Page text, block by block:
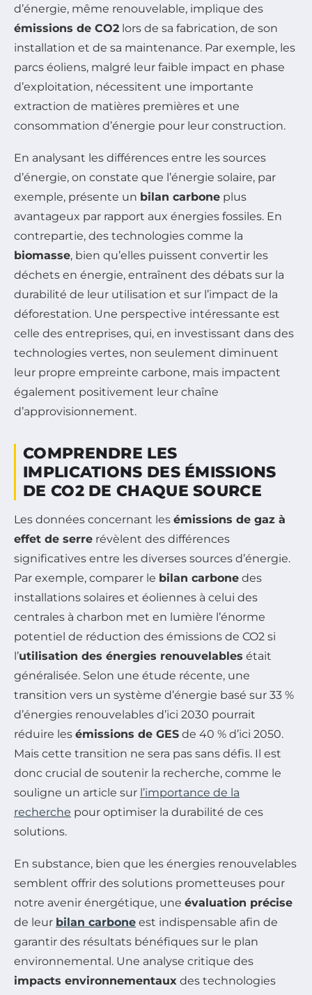
d’énergie, même renouvelable, implique des
émissions de CO2 lors de sa fabrication, de son
installation et de sa maintenance. Par exemple, les
parcs éoliens, malgré leur faible impact en phase
d’exploitation, nécessitent une importante
extraction de matières premières et une
consommation d’énergie pour leur construction.
En analysant les différences entre les sources
d’énergie, on constate que l’énergie solaire, par
exemple, présente un bilan carbone plus
avantageux par rapport aux énergies fossiles. En
contrepartie, des technologies comme la
biomasse, bien qu’elles puissent convertir les
déchets en énergie, entraînent des débats sur la
durabilité de leur utilisation et sur l’impact de la
déforestation. Une perspective intéressante est
celle des entreprises, qui, en investissant dans des
technologies vertes, non seulement diminuent
leur propre empreinte carbone, mais impactent
également positivement leur chaîne
d’approvisionnement.
COMPRENDRE LES
IMPLICATIONS DES ÉMISSIONS
DE CO2 DE CHAQUE SOURCE
Les données concernant les émissions de gaz à
effet de serre révèlent des différences
significatives entre les diverses sources d’énergie.
Par exemple, comparer le bilan carbone des
installations solaires et éoliennes à celui des
centrales à charbon met en lumière l’énorme
potentiel de réduction des émissions de CO2 si
l’utilisation des énergies renouvelables était
généralisée. Selon une étude récente, une
transition vers un système d’énergie basé sur 33 %
d’énergies renouvelables d’ici 2030 pourrait
réduire les émissions de GES de 40 % d’ici 2050.
Mais cette transition ne sera pas sans défis. Il est
donc crucial de soutenir la recherche, comme le
souligne un article sur l’importance de la
recherche pour optimiser la durabilité de ces
solutions.
En substance, bien que les énergies renouvelables
semblent offrir des solutions prometteuses pour
notre avenir énergétique, une évaluation précise
de leur bilan carbone est indispensable afin de
garantir des résultats bénéfiques sur le plan
environnemental. Une analyse critique des
impacts environnementaux des technologies